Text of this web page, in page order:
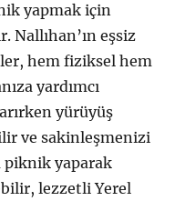
yapmak için
Nallıhan’ın eşsiz
hem fiziksel hem
yardımcı
yürüyüş
ve sakinleşmenizi
piknik yaparak
lezzetli Yerel